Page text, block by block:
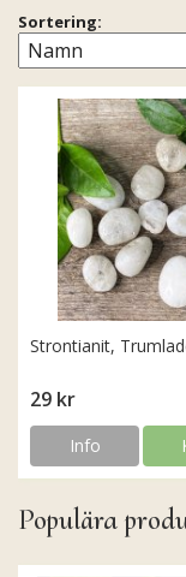
Sortering:
Strontianit,
29 kr
Info
Populära